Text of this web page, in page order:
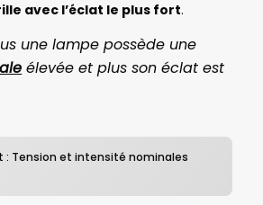
avec l’éclat le plus fort.
une lampe possède une
élevée et plus son éclat est
: Tension et intensité nominales